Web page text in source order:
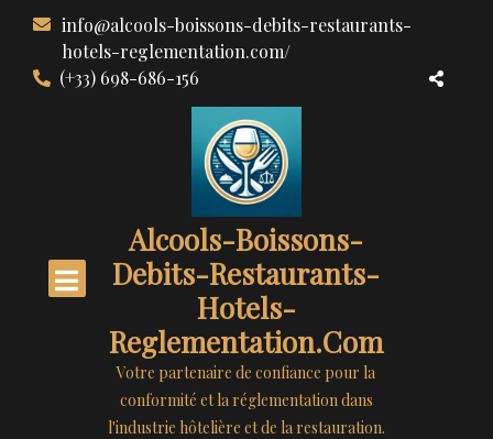
contenu
info@alcools-boissons-debits-restaurants-
hotels-reglementation.com/
(+33) 698-686-156
Alcools-Boissons-
Debits-Restaurants-
Hotels-
Reglementation.com
Votre partenaire de confiance pour la
conformité et la réglementation dans
l'industrie hôtelière et de la restauration.